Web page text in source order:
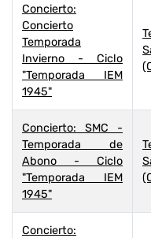
Concierto:
Concierto
Temporada
Invierno - Ciclo
"Temporada IEM
1945"
Concierto: SMC -
Temporada de
Abono - Ciclo
"Temporada IEM
1945"
Concierto: